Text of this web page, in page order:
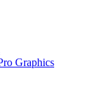
Graphics